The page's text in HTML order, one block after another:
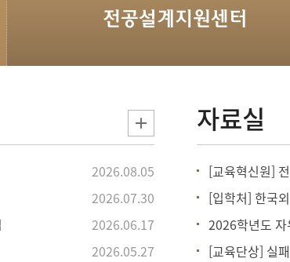
전공설계지원센터
2026.08.05
2026.07.30
2026.06.17
2026.05.27
[교육혁신원]
[입학처] 한국
2026학년도 자
[교육단상] 실